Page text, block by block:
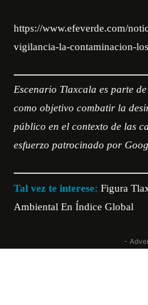
https://www.efeverde.com/
vigilancia-la-contaminacion-
Escenario Tlaxcala es parte
como objetivo combatir la
público en el contexto de las
esfuerzo patrocinado por
Tal vez te interese: Figura
Ambiental En Índice Global
-